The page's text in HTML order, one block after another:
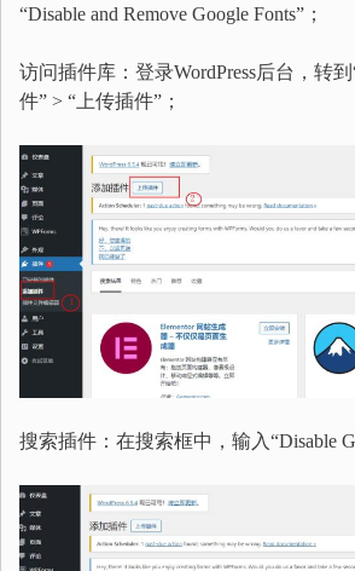
“Disable and Remove Google Fonts”；
访问插件库：登录WordPress后台，转
件” > “上传插件”；
搜索插件：在搜索框中，输入“Disable